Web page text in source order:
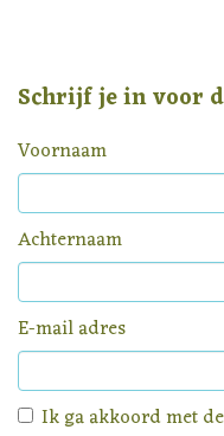
Schrijf je in voor
Voornaam
Achternaam
E-mail adres
Ik ga akkoord met de